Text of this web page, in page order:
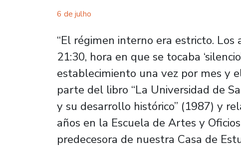
6 de julho
“El régimen interno era estricto.
21:30, hora en que se tocaba
establecimiento una vez por mes y
parte del libro “La Universidad de
y su desarrollo histórico” (1987) y
años en la Escuela de Artes y
predecesora de nuestra Casa de